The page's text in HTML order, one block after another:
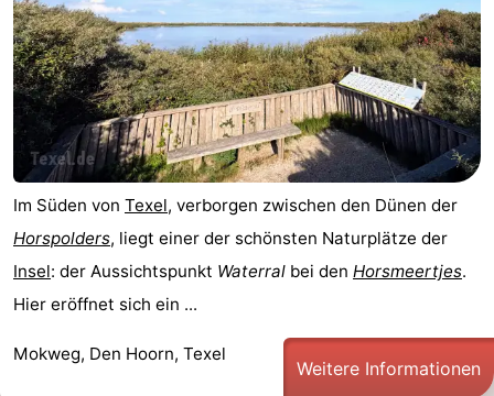
Im Süden von Texel, verborgen zwischen den Dünen der
Horspolders, liegt einer der schönsten Naturplätze der
Insel: der Aussichtspunkt Waterral bei den Horsmeertjes.
Hier eröffnet sich ein ...
Mokweg, Den Hoorn, Texel
Weitere Informationen